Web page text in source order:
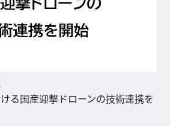
る国産迎撃ドローンの技術連携を